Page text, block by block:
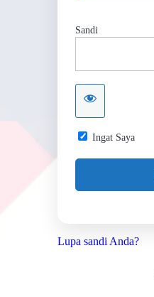
Sandi
Ingat Saya
Lupa sandi Anda?